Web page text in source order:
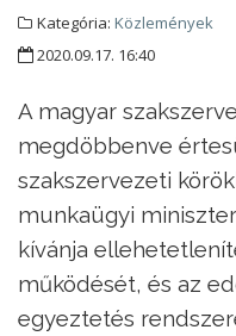
Kategória: Közlemények
2020.09.17. 16:40
A magyar
megdöbbenve
szakszervezeti
munkaügyi
kívánja
működését, és az
egyeztetés